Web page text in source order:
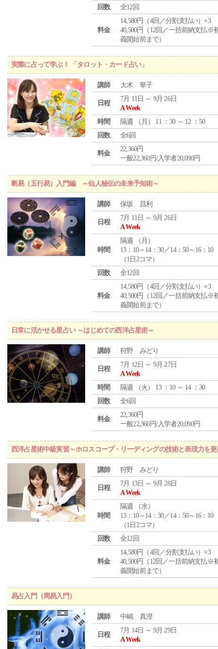
回数
全12回
料金
14,580円（4回／分割支払い）×3
40,500円（12回／一括前納支払※
義開始前まで）
実際に占って学ぶ！ 「タロット・カード占い」
講師 大木 華子
日程
7月 11日 ～ 9月 26日
A Week
時間
隔週 （ 月 ） 11 ：30 ～ 12 ：50
回数
全6回
料金
22,360円
一般22,360円/入学者20,090円
断易（五行易）入門編 ～仙人秘伝の未来予知術～
講師 保坂 昌利
日程
7月 11日 ～ 9月 26日
A Week
時間
隔週 （ 月 ）
13：10～14：30／14：50～16：10
（1日2コマ）
回数
全12回
料金
14,580円（4回／分割支払い）×3
40,500円（12回／一括前納支払※
義開始前まで）
日常に活かせる星占い ～はじめての西洋占星術～
講師 狩野 みどり
日程
7月 12日 ～ 9月 27日
A Week
時間
隔週 （火 ） 13 ：10 ～ 14 ：30
回数
全6回
料金
22,360円
一般22,360円/入学者20,090円
西洋占星術中級実習～ホロスコープ・リーディングの技術と表現力を
講師 狩野 みどり
日程
7月 13日 ～ 9月 28日
A Week
時間
隔週 （水）
13：10～14：30／14：50～16：10
（1日2コマ）
回数
全12回
料金
14,580円（4回／分割支払い）×3
40,500円（12回／一括前納支払※
義開始前まで）
易占入門（周易入門）
講師 中嶋 真澄
日程
7月 14日 ～ 9月 29日
A Week